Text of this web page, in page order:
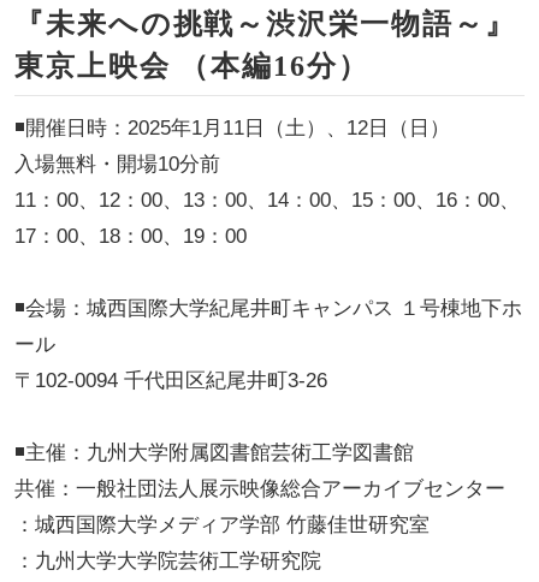
『未来への挑戦～渋沢栄一物語～』
東京上映会 （本編16分）
◾️開催日時：2025年1月11日（土）、12日（日）
入場無料・開場10分前
11：00、12：00、13：00、14：00、15：00、16：00、
17：00、18：00、19：00
◾️会場：城西国際大学紀尾井町キャンパス １号棟地下ホ
ール
〒102-0094 千代田区紀尾井町3-26
◾️主催：九州大学附属図書館芸術工学図書館
共催：一般社団法人展示映像総合アーカイブセンター
：城西国際大学メディア学部 竹藤佳世研究室
：九州大学大学院芸術工学研究院